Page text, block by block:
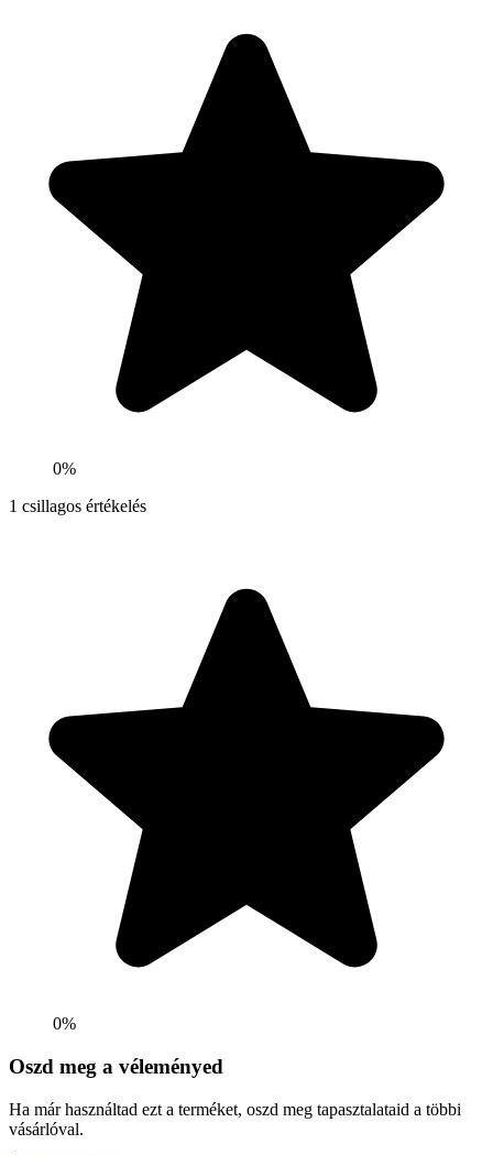
0%
1 csillagos értékelés
0%
Oszd meg a véleményed
Ha már használtad ezt a terméket, oszd meg tapasztalataid a többi
vásárlóval.